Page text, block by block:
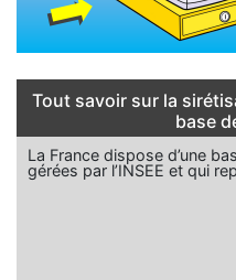
Tout savoir sur la
base
La France dispose d’une
gérées par l’INSEE et qui